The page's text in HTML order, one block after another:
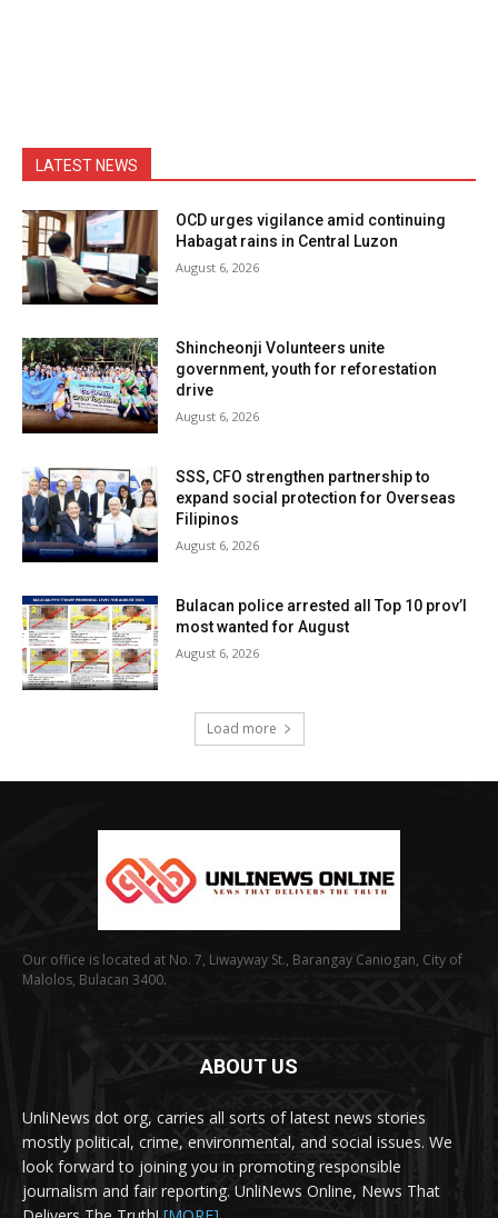
LATEST NEWS
OCD urges vigilance amid continuing
Habagat rains in Central Luzon
August 6, 2026
Shincheonji Volunteers unite
government, youth for reforestation
drive
August 6, 2026
SSS, CFO strengthen partnership to
expand social protection for Overseas
Filipinos
August 6, 2026
Bulacan police arrested all Top 10 prov’l
most wanted for August
August 6, 2026
Load more
Our office is located at No. 7, Liwayway St., Barangay Caniogan, City of
Malolos, Bulacan 3400.
ABOUT US
UnliNews dot org, carries all sorts of latest news stories
mostly political, crime, environmental, and social issues. We
look forward to joining you in promoting responsible
journalism and fair reporting. UnliNews Online, News That